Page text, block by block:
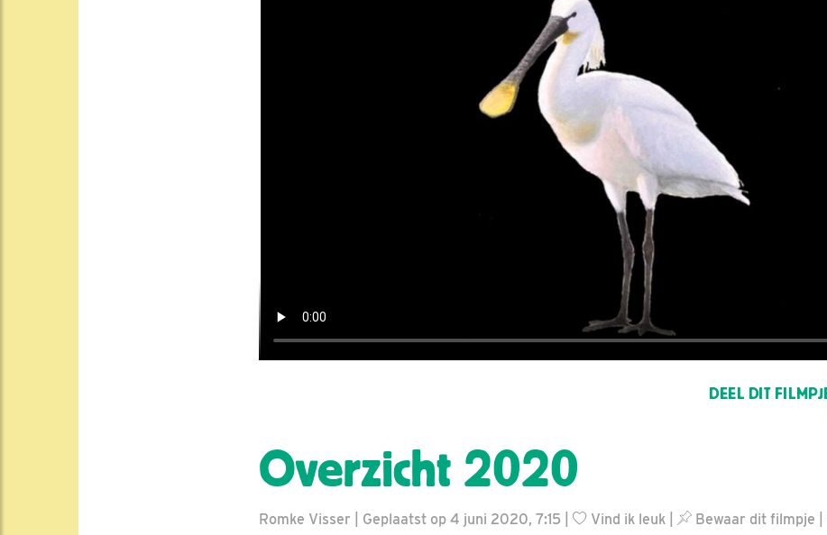
DEEL DIT
Overzicht 2020
Romke Visser | Geplaatst op 4 juni 2020, 7:15 | Vind ik leuk Bewaar dit filmpje